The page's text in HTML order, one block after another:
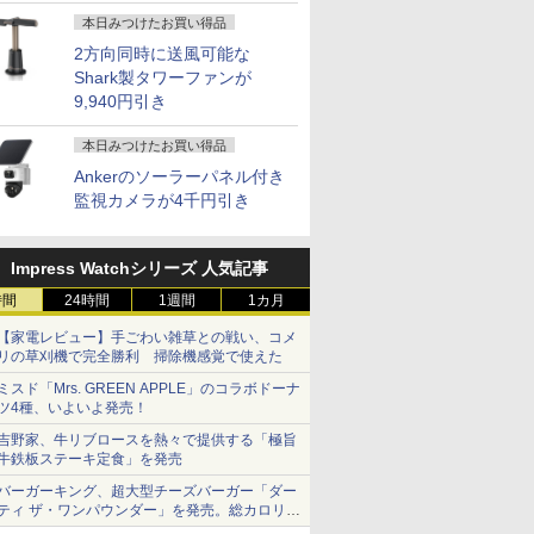
本日みつけたお買い得品
2方向同時に送風可能な
Shark製タワーファンが
9,940円引き
本日みつけたお買い得品
Ankerのソーラーパネル付き
監視カメラが4千円引き
Impress Watchシリーズ 人気記事
24時間 1週間 1カ月
家電レビュー】手ごわい雑草との戦い、コメ
の草刈機で完全勝利 掃除機感覚で使えた
スド「Mrs. GREEN APPLE」のコラボドーナ
4種、いよいよ発売！
野家、牛リブロースを熱々で提供する「極旨
鉄板ステーキ定食」を発売
ーガーキング、超大型チーズバーガー「ダー
ィ ザ・ワンパウンダー」を発売。総カロリー
1656kcal、総重量約527g！